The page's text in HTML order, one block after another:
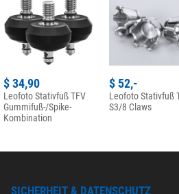
$ 34,90
Leofoto Stativfuß TFV
Gummifuß-/Spike-
Kombination
$ 52,-
Leofoto Stativfuß
S3/8 Claws
SICHERHEIT & DATENSCHUTZ